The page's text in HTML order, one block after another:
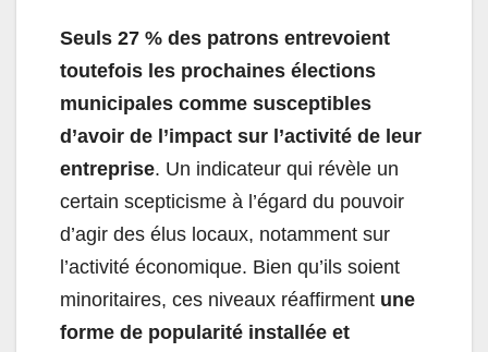
Seuls 27 % des patrons entrevoient
toutefois les prochaines élections
municipales comme susceptibles
d’avoir de l’impact sur l’activité de leur
entreprise. Un indicateur qui révèle un
certain scepticisme à l’égard du pouvoir
d’agir des élus locaux, notamment sur
l’activité économique. Bien qu’ils soient
minoritaires, ces niveaux réaffirment une
forme de popularité installée et